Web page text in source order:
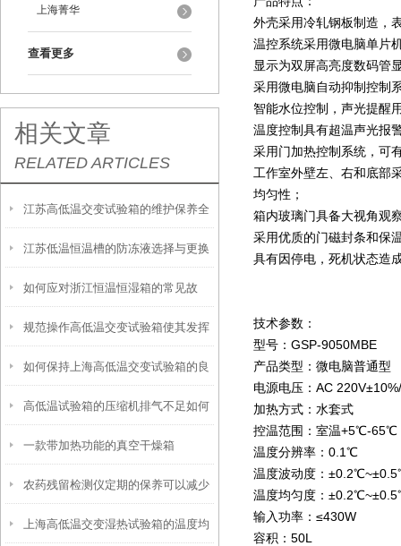
上海菁华
查看更多
相关文章
RELATED ARTICLES
江苏高低温交变试验箱的维护保养全
攻略：清洁、校准与系统检查要点
江苏低温恒温槽的防冻液选择与更换
周期建议
如何应对浙江恒温恒湿箱的常见故
障？
规范操作高低温交变试验箱使其发挥
实效
如何保持上海高低温交变试验箱的良
好工作状态？
高低温试验箱的压缩机排气不足如何
解决？
一款带加热功能的真空干燥箱
农药残留检测仪定期的保养可以减少
不必要的损失
上海高低温交变湿热试验箱的温度均
外壳采用冷轧钢板制造，
温控系统采用微电脑单片
显示为双屏高亮度数码管
采用微电脑自动抑制控制
智能水位控制，声光提醒
温度控制具有超温声光报
采用门加热控制系统，可
工作室外壁左、右和底部
均匀性；
箱内玻璃门具备大视角观
采用优质的门磁封条和保
具有因停电，死机状态造
技术参数：
型号：GSP-9050MBE
产品类型：微电脑普通型
电源电压：AC
加热方式：水套式
控温范围：室温+5℃-65℃
温度分辨率：0.1℃
温度波动度：
温度均匀度：
输入功率：≤430W
容积：50L